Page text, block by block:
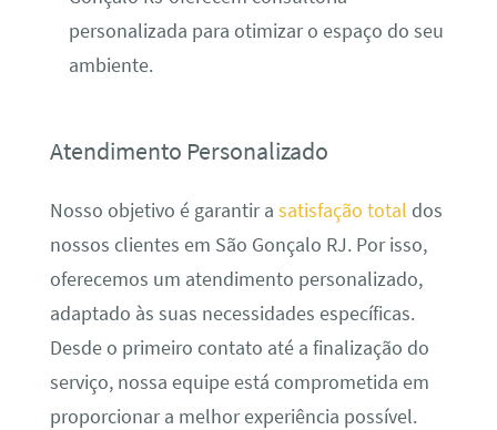
personalizada para otimizar o espaço do seu
ambiente.
Atendimento Personalizado
Nosso objetivo é garantir a satisfação total dos
nossos clientes em São Gonçalo RJ. Por isso,
oferecemos um atendimento personalizado,
adaptado às suas necessidades específicas.
Desde o primeiro contato até a finalização do
serviço, nossa equipe está comprometida em
proporcionar a melhor experiência possível.